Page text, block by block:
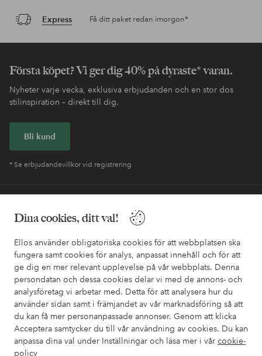
Dina cookies, ditt val!
Ellos använder obligatoriska cookies för att webbplatsen ska
fungera samt cookies för analys, anpassat innehåll och för att
ge dig en mer relevant upplevelse på vår webbplats. Denna
persondatan och dessa cookies delar vi med de annons- och
analysföretag vi arbetar med. Detta för att analysera hur du
använder sidan samt i främjandet av vår marknadsföring så att
du kan få mer personanpassade annonser. Genom att klicka
Acceptera samtycker du till vår användning av cookies. Du kan
anpassa dina val under Inställningar och läsa mer i vår cookie-
policy
Express Få ditt paket redan imorgon*
Första köpet? Vi ger dig 40% på dyraste* varan.
Nyheter varje vecka, exklusiva erbjudanden och en stor dos
stilinspiration – direkt till dig.
Bli kund
* Se erbjudandevillkor vid registrering
I vår FAQ hittar du svaren på de vanligaste frågorna. Här finns
också information om hur du enklast kontaktar oss.
Kundservice Beställning Betalsätt
Mina sidor
Om Ellos